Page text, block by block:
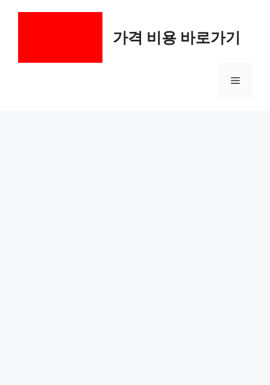
가격 비용 바로가기
메